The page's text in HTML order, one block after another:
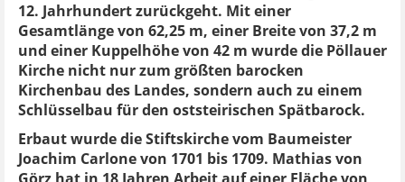
12. Jahrhundert zurückgeht. Mit einer
Gesamtlänge von 62,25 m, einer Breite von 37,2 m
und einer Kuppelhöhe von 42 m wurde die Pöllauer
Kirche nicht nur zum größten barocken
Kirchenbau des Landes, sondern auch zu einem
Schlüsselbau für den oststeirischen Spätbarock.
Erbaut wurde die Stiftskirche vom Baumeister
Joachim Carlone von 1701 bis 1709. Mathias von